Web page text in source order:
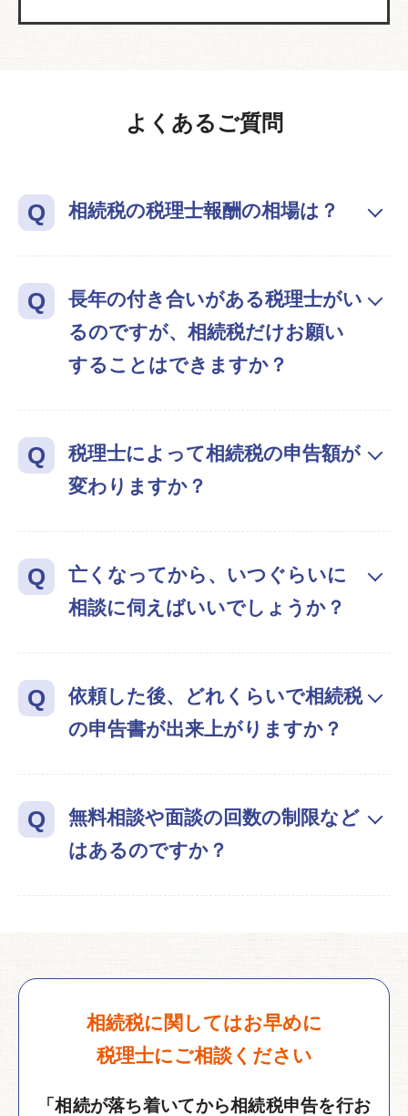
よくあるご質問
相続税の税理士報酬の相場は？
長年の付き合いがある税理士がい
るのですが、相続税だけお願い
することはできますか？
税理士によって相続税の申告額が
変わりますか？
亡くなってから、いつぐらいに
相談に伺えばいいでしょうか？
依頼した後、どれくらいで相続税
の申告書が出来上がりますか？
無料相談や面談の回数の制限など
はあるのですか？
相続税に関してはお早めに
税理士にご相談ください
「相続が落ち着いてから相続税申告を行お